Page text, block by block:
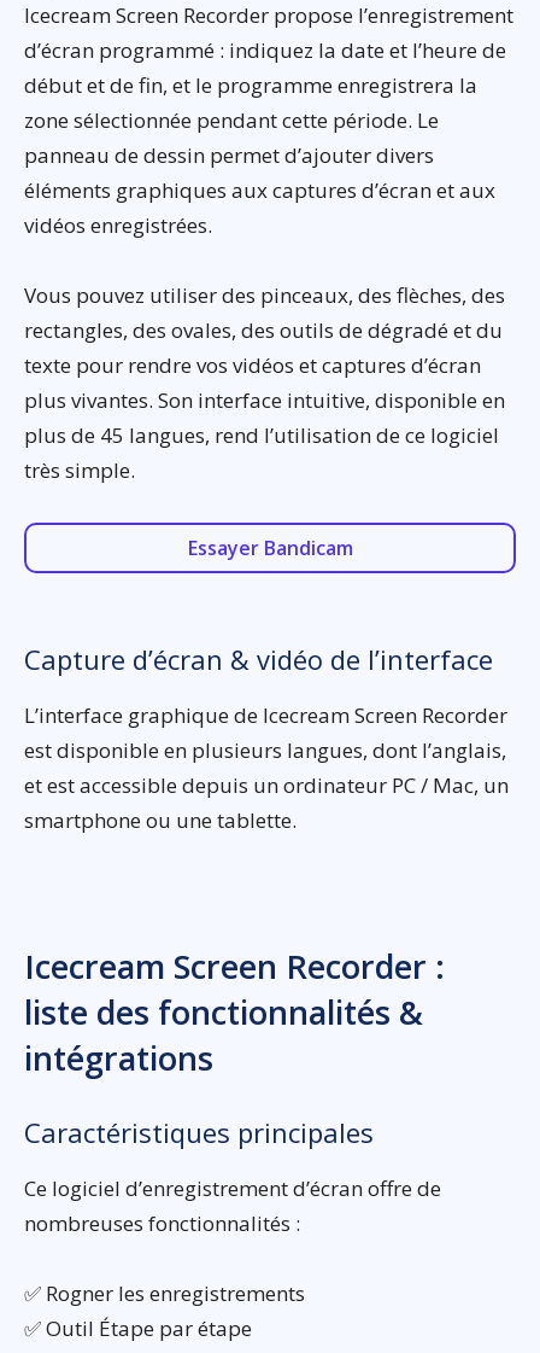
Icecream Screen Recorder propose l’enregistrement
d’écran programmé : indiquez la date et l’heure de
début et de fin, et le programme enregistrera la
zone sélectionnée pendant cette période. Le
panneau de dessin permet d’ajouter divers
éléments graphiques aux captures d’écran et aux
vidéos enregistrées.
Vous pouvez utiliser des pinceaux, des flèches, des
rectangles, des ovales, des outils de dégradé et du
texte pour rendre vos vidéos et captures d’écran
plus vivantes. Son interface intuitive, disponible en
plus de 45 langues, rend l’utilisation de ce logiciel
très simple.
Essayer Bandicam
Capture d’écran & vidéo de l’interface
L’interface graphique de Icecream Screen Recorder
est disponible en plusieurs langues, dont l’anglais,
et est accessible depuis un ordinateur PC / Mac, un
smartphone ou une tablette.
Icecream Screen Recorder :
liste des fonctionnalités &
intégrations
Caractéristiques principales
Ce logiciel d’enregistrement d’écran offre de
nombreuses fonctionnalités :
✅ Rogner les enregistrements
✅ Outil Étape par étape